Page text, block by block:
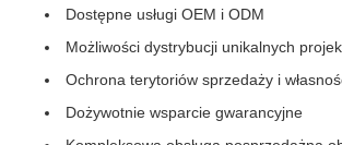
Dostępne usługi OEM i ODM
Możliwości dystrybucji unikalnych
Ochrona terytoriów sprzedaży i
Dożywotnie wsparcie gwarancyjne